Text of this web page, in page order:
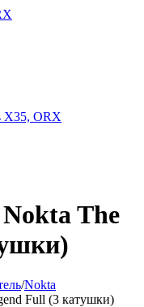
X35, ORX
The
/Nokta
Full (3 катушки)